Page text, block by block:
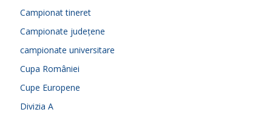
Campionat tineret
Campionate județene
campionate universitare
Cupa României
Cupe Europene
Divizia A